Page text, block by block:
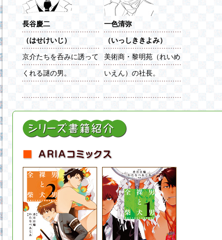
長谷慶二
（はせけいじ）
京介たちを呑みに誘って
くれる謎の男。
一色清弥
（いっしききよみ）
美術商・黎明苑（れいめ
いえん）の社長。